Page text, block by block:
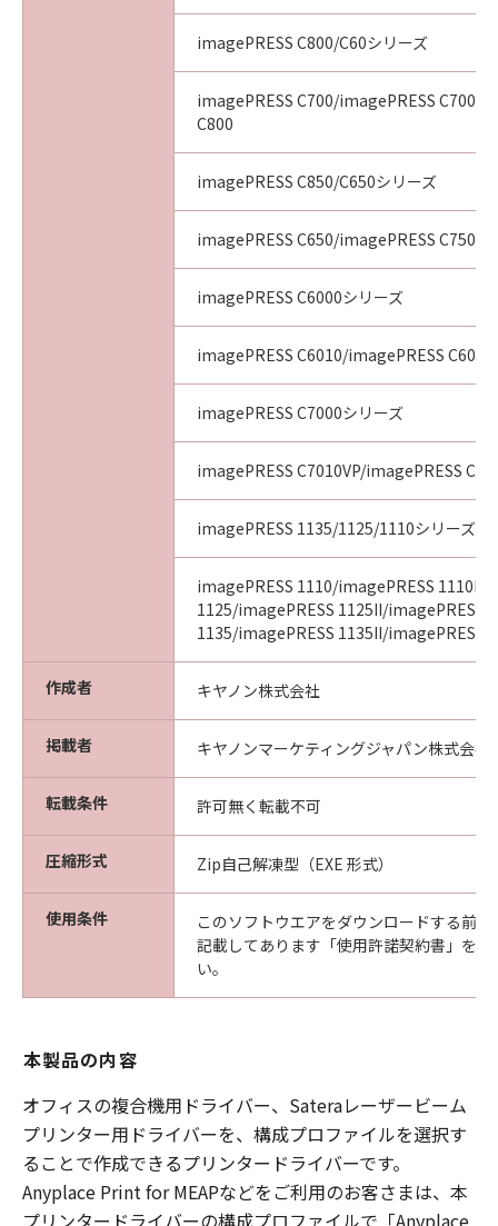
imagePRESS C800/C60シリーズ
imagePRESS C700/imagePRESS C700L/
C800
imagePRESS C850/C650シリーズ
imagePRESS C650/imagePRESS C750/
imagePRESS C6000シリーズ
imagePRESS C6010/imagePRESS C6011
imagePRESS C7000シリーズ
imagePRESS C7010VP/imagePRESS
imagePRESS 1135/1125/1110シリーズ
imagePRESS 1110/imagePRESS 1110II/
1125/imagePRESS 1125II/imagePRESS
1135/imagePRESS 1135II/imagePRESS
作成者 キヤノン株式会社
掲載者 キヤノンマーケティングジャパン株式会社
転載条件 許可無く転載不可
圧縮形式 Zip自己解凍型（EXE 形式）
使用条件
このソフトウエアをダウンロードする前
記載してあります「使用許諾契約書」を
い。
本製品の内容
オフィスの複合機用ドライバー、Sateraレーザービーム
プリンター用ドライバーを、構成プロファイルを選択す
ることで作成できるプリンタードライバーです。
Anyplace Print for MEAPなどをご利用のお客さまは、本
プリンタードライバーの構成プロファイルで「Anyplace